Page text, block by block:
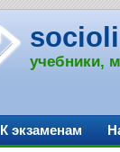
учебники,
К экзаменам